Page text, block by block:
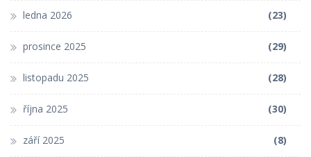
ledna 2026 (23)
prosince 2025 (29)
listopadu 2025 (28)
října 2025 (30)
září 2025 (8)